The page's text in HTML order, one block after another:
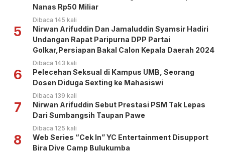
Nanas Rp50 Miliar
Dibaca 145 kali
5
Nirwan Arifuddin Dan Jamaluddin Syamsir Hadiri
Undangan Rapat Paripurna DPP Partai
Golkar,Persiapan Bakal Calon Kepala Daerah 2024
Dibaca 143 kali
6
Pelecehan Seksual di Kampus UMB, Seorang
Dosen Diduga Sexting ke Mahasiswi
Dibaca 139 kali
7
Nirwan Arifuddin Sebut Prestasi PSM Tak Lepas
Dari Sumbangsih Taupan Pawe
Dibaca 125 kali
8
Web Series “Cek In” YC Entertainment Disupport
Bira Dive Camp Bulukumba